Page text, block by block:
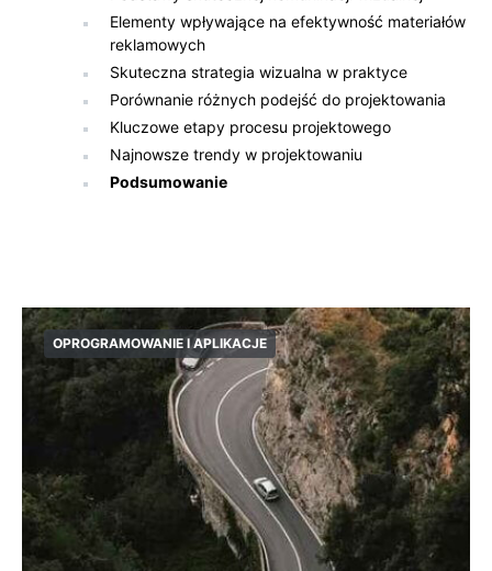
Elementy wpływające na efektywność materiałów
reklamowych
Skuteczna strategia wizualna w praktyce
Porównanie różnych podejść do projektowania
Kluczowe etapy procesu projektowego
Najnowsze trendy w projektowaniu
Podsumowanie
OPROGRAMOWANIE I APLIKACJE